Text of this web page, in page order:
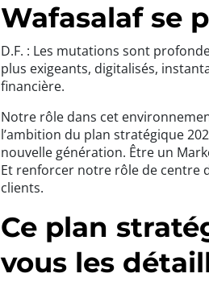
Wafasalaf se
D.F. : Les mutations sont
plus exigeants, digitalisés,
financière.
Notre rôle dans cet
l’ambition du plan stratégique
nouvelle génération. Être un
Et renforcer notre rôle de centre
clients.
Ce plan
vous les